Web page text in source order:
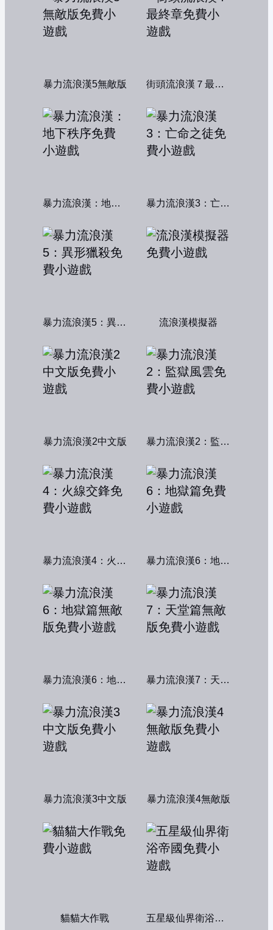
暴力流浪漢5無敵版 街頭流浪漢７最終章
暴力流浪漢：地下秩序 暴力流浪漢3：亡命之徒
暴力流浪漢5：異形獵殺 流浪漢模擬器
暴力流浪漢2中文版 暴力流浪漢2：監獄風雲
暴力流浪漢4：火線交鋒 暴力流浪漢6：地獄篇
暴力流浪漢6：地獄篇無敵版 暴力流浪漢7：天堂篇無敵版
暴力流浪漢3中文版 暴力流浪漢4無敵版
貓貓大作戰 五星級仙界衛浴帝國